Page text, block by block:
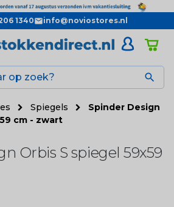
1340 info@noviostores.nl

Spiegels
Spinder Design
cm - zwart
Orbis S spiegel 59x59